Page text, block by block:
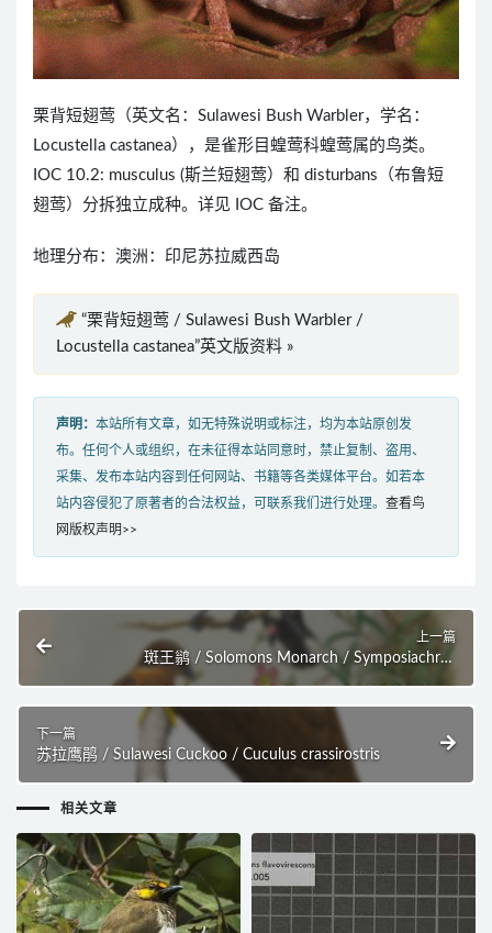
栗背短翅莺（英文名：Sulawesi Bush Warbler，学名：
Locustella castanea），是雀形目蝗莺科蝗莺属的鸟类。
IOC 10.2: musculus (斯兰短翅莺）和 disturbans（布鲁短
翅莺）分拆独立成种。详见 IOC 备注。
地理分布：澳洲：印尼苏拉威西岛
“栗背短翅莺 / Sulawesi Bush Warbler /
Locustella castanea”英文版资料 »
声明： 本站所有文章，如无特殊说明或标注，均为本站原创发
布。任何个人或组织，在未征得本站同意时，禁止复制、盗用、
采集、发布本站内容到任何网站、书籍等各类媒体平台。如若本
站内容侵犯了原著者的合法权益，可联系我们进行处理。 查看鸟
网版权声明>>
上一篇
斑王鹟 / Solomons Monarch / Symposiachrus
下一篇
苏拉鹰鹃 / Sulawesi Cuckoo / Cuculus crassirostris
相关文章